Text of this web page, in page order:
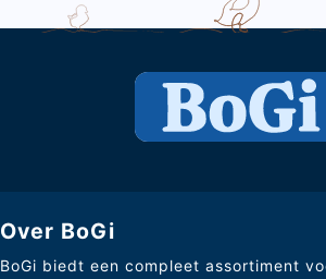
Over BoGi
BoGi biedt een compleet assortiment